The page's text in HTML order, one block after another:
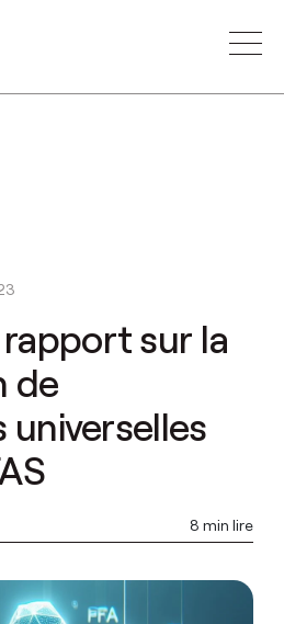
rapport sur la
de
8 min lire